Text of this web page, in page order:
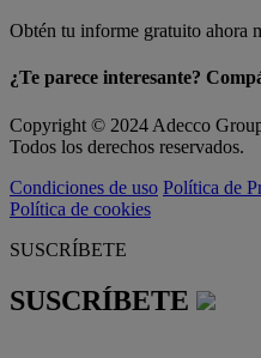
Obtén tu informe gratuito ahora
¿Te parece interesante?
Copyright © 2024 Adecco
Todos los derechos reservados.
Condiciones de uso Política de
Política de cookies
SUSCRÍBETE
SUSCRÍBETE